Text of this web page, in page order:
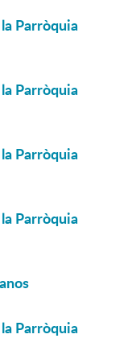
Parròquia
Parròquia
Parròquia
Parròquia
Parròquia